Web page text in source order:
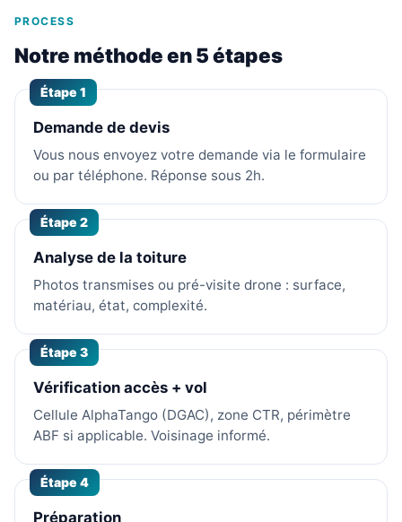
PROCESS
Notre méthode en 5 étapes
Étape 1
Demande de devis
Vous nous envoyez votre demande via le formulaire
ou par téléphone. Réponse sous 2h.
Étape 2
Analyse de la toiture
Photos transmises ou pré-visite drone : surface,
matériau, état, complexité.
Étape 3
Vérification accès + vol
Cellule AlphaTango (DGAC), zone CTR, périmètre
ABF si applicable. Voisinage informé.
Étape 4
Préparation